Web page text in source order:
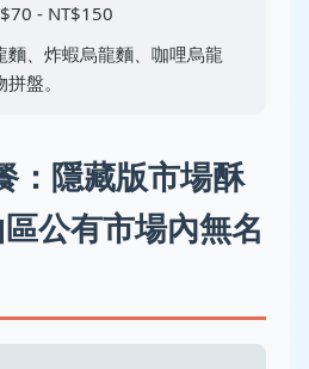
- NT$150
麵、炸蝦烏龍麵、咖哩烏龍
盤。
：隱藏版市場酥
公有市場內無名